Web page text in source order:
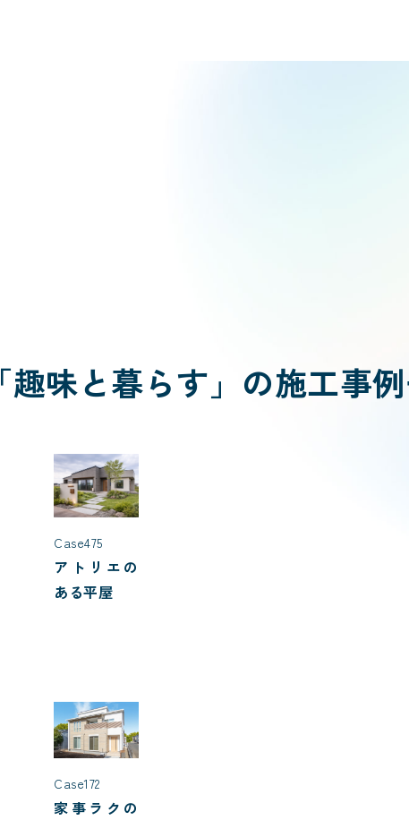
「趣味と暮らす」の施工事
Case475
アトリエの
ある平屋
Case172
家事ラクの